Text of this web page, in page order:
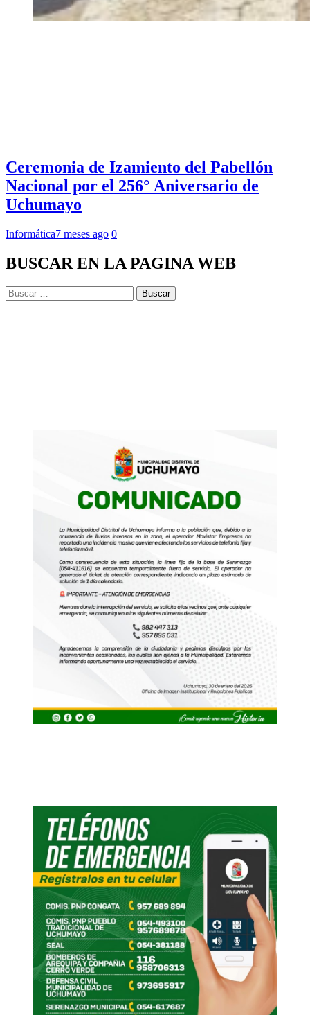
Ceremonia de Izamiento del Pabellón
Nacional por el 256° Aniversario de
Uchumayo
Informática7 meses ago 0
BUSCAR EN LA PAGINA WEB
Buscar: